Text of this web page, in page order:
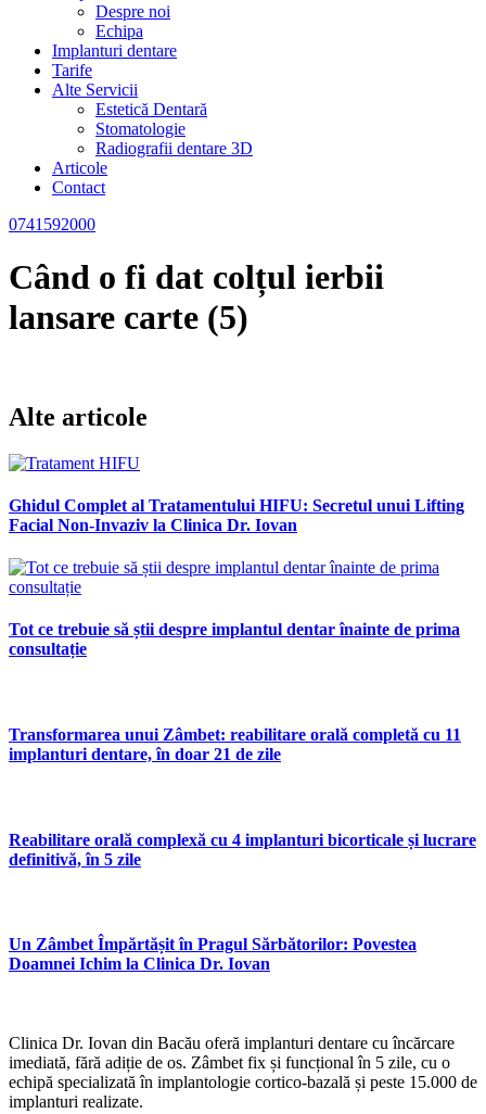
Despre noi
Echipa
Implanturi dentare
Tarife
Alte Servicii
Estetică Dentară
Stomatologie
Radiografii dentare 3D
Articole
Contact
0741592000
Când o fi dat colțul ierbii
lansare carte (5)
Alte articole
Ghidul Complet al Tratamentului HIFU: Secretul unui Lifting
Facial Non-Invaziv la Clinica Dr. Iovan
Tot ce trebuie să știi despre implantul dentar înainte de prima
consultație
Transformarea unui Zâmbet: reabilitare orală completă cu 11
implanturi dentare, în doar 21 de zile
Reabilitare orală complexă cu 4 implanturi bicorticale și lucrare
definitivă, în 5 zile
Un Zâmbet Împărtășit în Pragul Sărbătorilor: Povestea
Doamnei Ichim la Clinica Dr. Iovan
Clinica Dr. Iovan din Bacău oferă implanturi dentare cu încărcare
imediată, fără adiție de os. Zâmbet fix și funcțional în 5 zile, cu o
echipă specializată în implantologie cortico-bazală și peste 15.000 de
implanturi realizate.